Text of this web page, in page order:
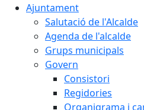
Ajuntament
Salutació de l'Alcalde
Agenda de l'alcalde
Grups municipals
Govern
Consistori
Regidories
Organigrama i